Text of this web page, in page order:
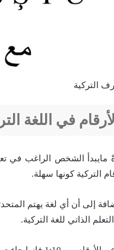
التركية
الأرقام في اللغة
مايبدأ الشخص الراغب في
التركية كونها سهلة.
إلى أن أي لغة يهتم
الذاتي للغة التركية.